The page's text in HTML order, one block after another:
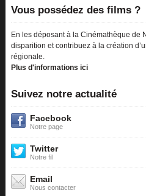
Vous possédez des films ?
En les déposant à la Cinémathèque de
disparition et contribuez à la création
régionale.
Plus d'informations ici
Suivez notre actualité
Facebook
Notre page
Twitter
Notre fil
Email
Nous contacter